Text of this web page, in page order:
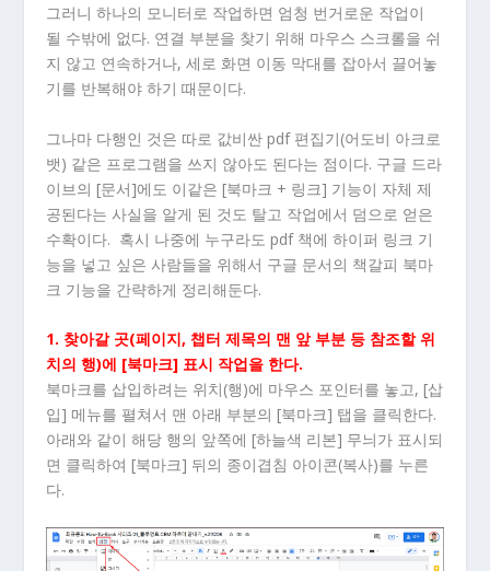
그러니 하나의 모니터로 작업하면 엄청 번거로운 작업이
될 수밖에 없다. 연결 부분을 찾기 위해 마우스 스크롤을 쉬
지 않고 연속하거나, 세로 화면 이동 막대를 잡아서 끌어놓
기를 반복해야 하기 때문이다.
그나마 다행인 것은 따로 값비싼 pdf 편집기(어도비 아크로
뱃) 같은 프로그램을 쓰지 않아도 된다는 점이다. 구글 드라
이브의 [문서]에도 이같은 [북마크 + 링크] 기능이 자체 제
공된다는 사실을 알게 된 것도 탈고 작업에서 덤으로 얻은
수확이다. 혹시 나중에 누구라도 pdf 책에 하이퍼 링크 기
능을 넣고 싶은 사람들을 위해서 구글 문서의 책갈피 북마
크 기능을 간략하게 정리해둔다.
1. 찾아갈 곳(페이지, 챕터 제목의 맨 앞 부분 등 참조할 위
치의 행)에 [북마크] 표시 작업을 한다.
북마크를 삽입하려는 위치(행)에 마우스 포인터를 놓고, [삽
입] 메뉴를 펼쳐서 맨 아래 부분의 [북마크] 탭을 클릭한다.
아래와 같이 해당 행의 앞쪽에 [하늘색 리본] 무늬가 표시되
면 클릭하여 [북마크] 뒤의 종이겹침 아이콘(복사)를 누른
다.